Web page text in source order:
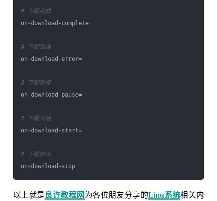
# 下载完成
on-download-complete=
# 下载错误
on-download-error=
# 下载暂停
on-download-pause=
# 下载开始
on-download-start=
# 下载停止
on-download-stop=
以上就是 良许教程网 为各位朋友分享的Linu系统相关内